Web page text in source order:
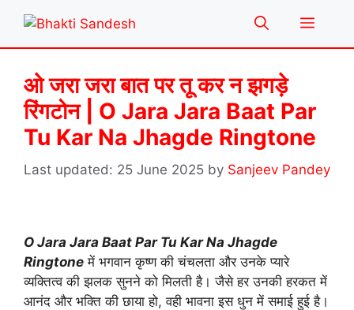
content
Menu
ओ जरा जरा बात पर तू कर न झगड़े
रिंगटोन | O Jara Jara Baat Par
Tu Kar Na Jhagde Ringtone
25 June 2025 by Sanjeev Pandey
O Jara Jara Baat Par Tu Kar Na Jhagde
Ringtone में भगवान कृष्ण की चंचलता और उनके प्यारे
व्यक्तित्व की झलक सुनने को मिलती है। जैसे हर उनकी हरकत में
आनंद और भक्ति की छाया हो, वही भावना इस धुन में समाई हुई है।